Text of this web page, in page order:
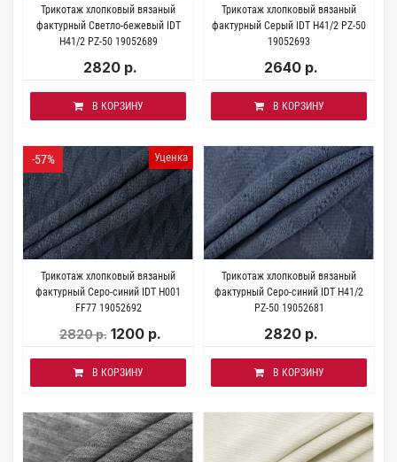
Трикотаж хлопковый вязаный
фактурный Светло-бежевый IDT
H41/2 PZ-50 19052689
2820 р.
В КОРЗИНУ
Трикотаж хлопковый вязаный
фактурный Серый IDT H41/2 PZ-50
19052693
2640 р.
В КОРЗИНУ
Уценка
-57%
Трикотаж хлопковый вязаный
фактурный Серо-синий IDT H001
FF77 19052692
2820 р. 1200 р.
В КОРЗИНУ
Трикотаж хлопковый вязаный
фактурный Серо-синий IDT H41/2
PZ-50 19052681
2820 р.
В КОРЗИНУ